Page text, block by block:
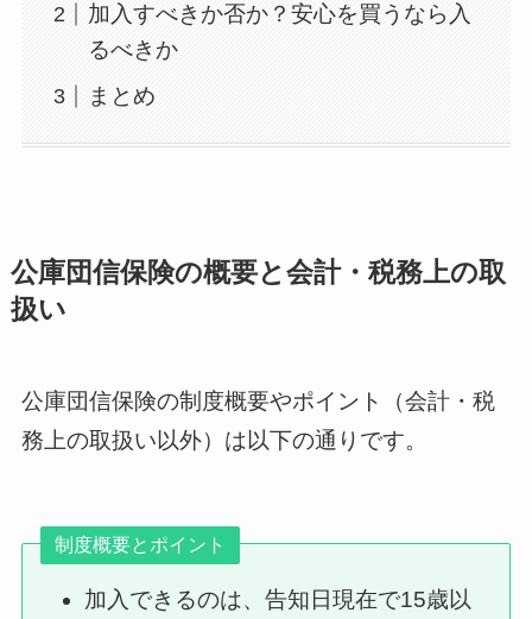
加入すべきか否か？安心を買うなら入
るべきか
まとめ
公庫団信保険の概要と会計・税務上の取
扱い
公庫団信保険の制度概要やポイント（会計・税
務上の取扱い以外）は以下の通りです。
制度概要とポイント
加入できるのは、告知日現在で15歳以